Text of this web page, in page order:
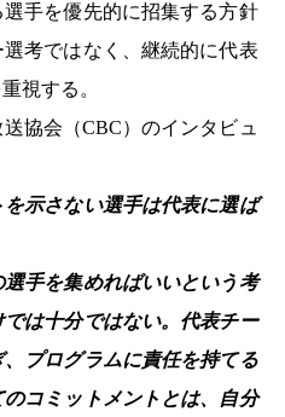
手を優先的に招集する方針
考ではなく、継続的に代表
視する。
協会（CBC）のインタビュ
を示さない選手は代表に選ば
選手を集めればいいという考
は十分ではない。代表チー
プログラムに責任を持てる
コミットメントとは、自分